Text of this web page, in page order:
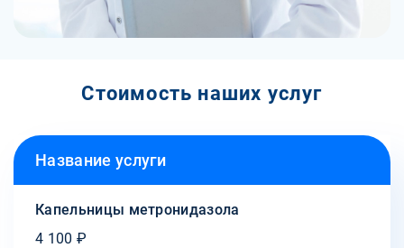
Стоимость наших услуг
Название услуги
Капельницы метронидазола
4 100 ₽